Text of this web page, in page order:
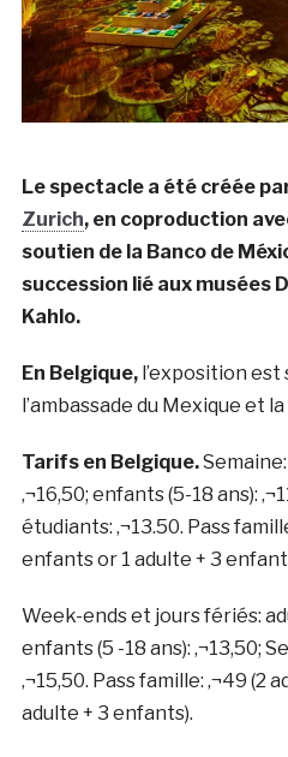
Le spectacle a été créée
Zurich, en coproduction
soutien de la Banco de
succession lié aux musées
Kahlo.
En Belgique, l’exposition est
l’ambassade du Mexique et
Tarifs en Belgique.
‚¬16,50; enfants (5-18 ans):
étudiants: ‚¬13.50. Pass
enfants or 1 adulte + 3
Week-ends et jours fériés:
enfants (5 -18 ans): ‚¬13,50;
‚¬15,50. Pass famille: ‚¬49 (2
adulte + 3 enfants).